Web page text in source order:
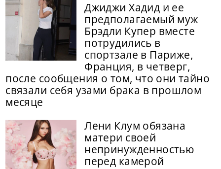
Джиджи Хадид и ее
предполагаемый муж
Брэдли Купер вместе
потрудились в
спортзале в Париже,
Франция, в четверг,
после сообщения о том, что они тайно
связали себя узами брака в прошлом
месяце
Лени Клум обязана
матери своей
непринужденностью
перед камерой